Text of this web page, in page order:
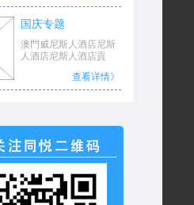
国庆专题
澳門威尼斯人酒店尼斯
人酒店尼斯人酒店貢
查看详情》